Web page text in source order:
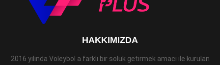
HAKKIMIZDA
2016 yılında Voleybol a farklı bir soluk getirmek amacı ile kurulan